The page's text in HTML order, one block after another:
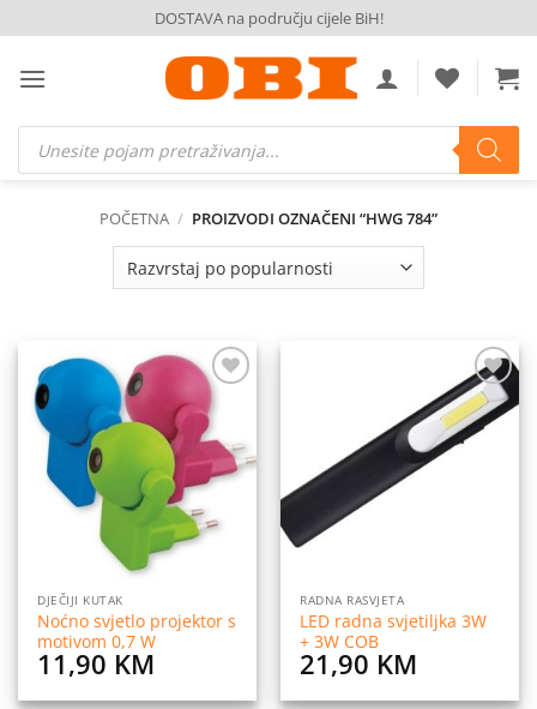
to
content
DOSTAVA na području cijele BiH!
Products
search
POČETNA / PROIZVODI OZNAČENI “HWG 784”
Dodaj
listu
želja
DJEČIJI KUTAK
Noćno svjetlo projektor s
motivom 0,7 W
11,90 KM
Dodaj
na
listu
RADNA RASVJETA
LED radna svjetiljka 3W
+ 3W COB
21,90 KM